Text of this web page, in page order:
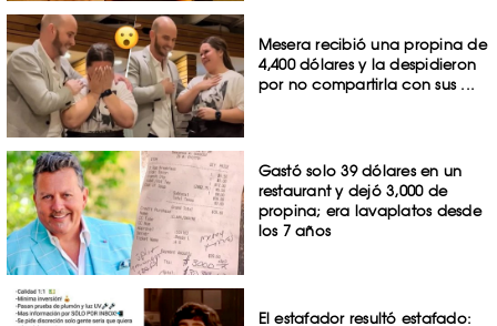
Mesera recibió una propina de
4,400 dólares y la despidieron
por no compartirla con sus ...
Gastó solo 39 dólares en un
restaurant y dejó 3,000 de
propina; era lavaplatos desde
los 7 años
El estafador resultó estafado: